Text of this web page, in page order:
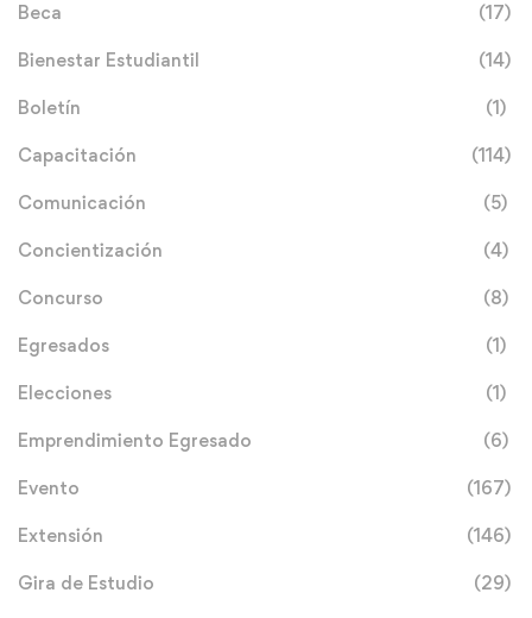
Beca (17)
Bienestar Estudiantil (14)
Boletín (1)
Capacitación (114)
Comunicación (5)
Concientización (4)
Concurso (8)
Egresados (1)
Elecciones (1)
Emprendimiento Egresado (6)
Evento (167)
Extensión (146)
Gira de Estudio (29)